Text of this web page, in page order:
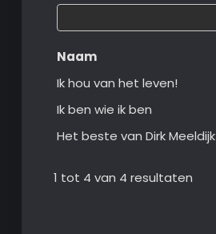
Naam
Ik hou van het leven!
Ik ben wie ik ben
Het beste van Dirk Meeldijk
1 tot 4 van 4 resultaten